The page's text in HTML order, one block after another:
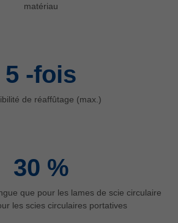
matériau
5 -fois
de réaffûtage (max.)
30 %
que pour les lames de scie circulaire
les scies circulaires portatives